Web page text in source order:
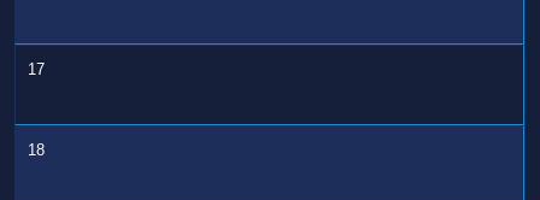
17
18